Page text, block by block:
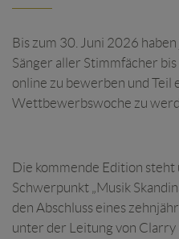
Bis zum 30. Juni 2026
Sänger aller Stimmfächer
online zu bewerben und
Wettbewerbswoche zu
Die kommende Edition
Schwerpunkt „Musik
den Abschluss eines
unter der Leitung von